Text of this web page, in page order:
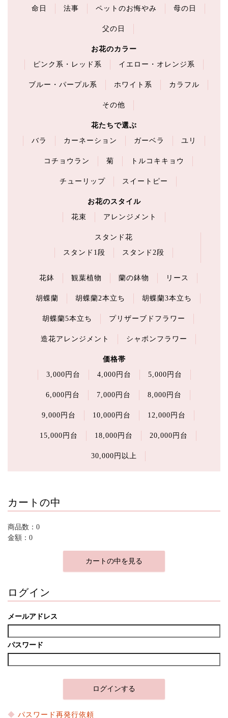
命日 法事 ペットのお悔やみ 母の日
父の日
お花のカラー
ピンク系・レッド系
イエロー・オレンジ系
ブルー・パープル系 ホワイト系 カラフル
その他
花たちで選ぶ
バラ
カーネーション ガーベラ ユリ
コチョウラン 菊 トルコキキョウ
チューリップ スイートピー
お花のスタイル
花束
アレンジメント
スタンド花
スタンド1段
スタンド2段
花鉢 観葉植物 蘭の鉢物 リース
胡蝶蘭 胡蝶蘭2本立ち 胡蝶蘭3本立ち
胡蝶蘭5本立ち プリザーブドフラワー
造花アレンジメント シャボンフラワー
価格帯
3,000円台
4,000円台 5,000円台
6,000円台 7,000円台 8,000円台
9,000円台 10,000円台 12,000円台
15,000円台 18,000円台 20,000円台
30,000円以上
カートの中
商品数：0
金額：0
カートの中を見る
ログイン
メールアドレス
パスワード
パスワード再発行依頼